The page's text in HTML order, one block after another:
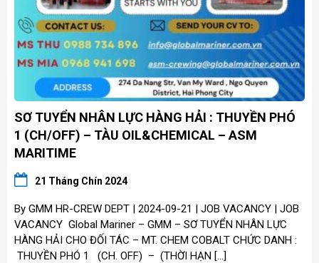
SƠ TUYỂN NHÂN LỰC HÀNG HẢI : THUYỀN PHÓ
1 (CH/OFF) – TÀU OIL&CHEMICAL – ASM
MARITIME
21 Tháng Chín 2024
By GMM HR-CREW DEPT | 2024-09-21 | JOB VACANCY | JOB
VACANCY Global Mariner – GMM – SƠ TUYỂN NHÂN LỰC
HÀNG HẢI CHO ĐỐI TÁC – MT. CHEM COBALT CHỨC DANH :
THUYỀN PHÓ 1 (CH. OFF) – (THỜI HẠN […]